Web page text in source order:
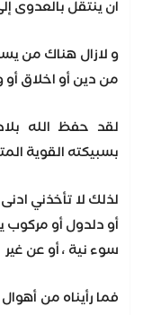
ان ينتقل بالعدوى
و لازال هناك من
من دين أو اخلاق أو
لقد حفظ الله
بسبيكته القوية
لذلك لا تأخذني
أو دلدول أو مركوب
سوء نية ، أو عن
فما رأيناه من